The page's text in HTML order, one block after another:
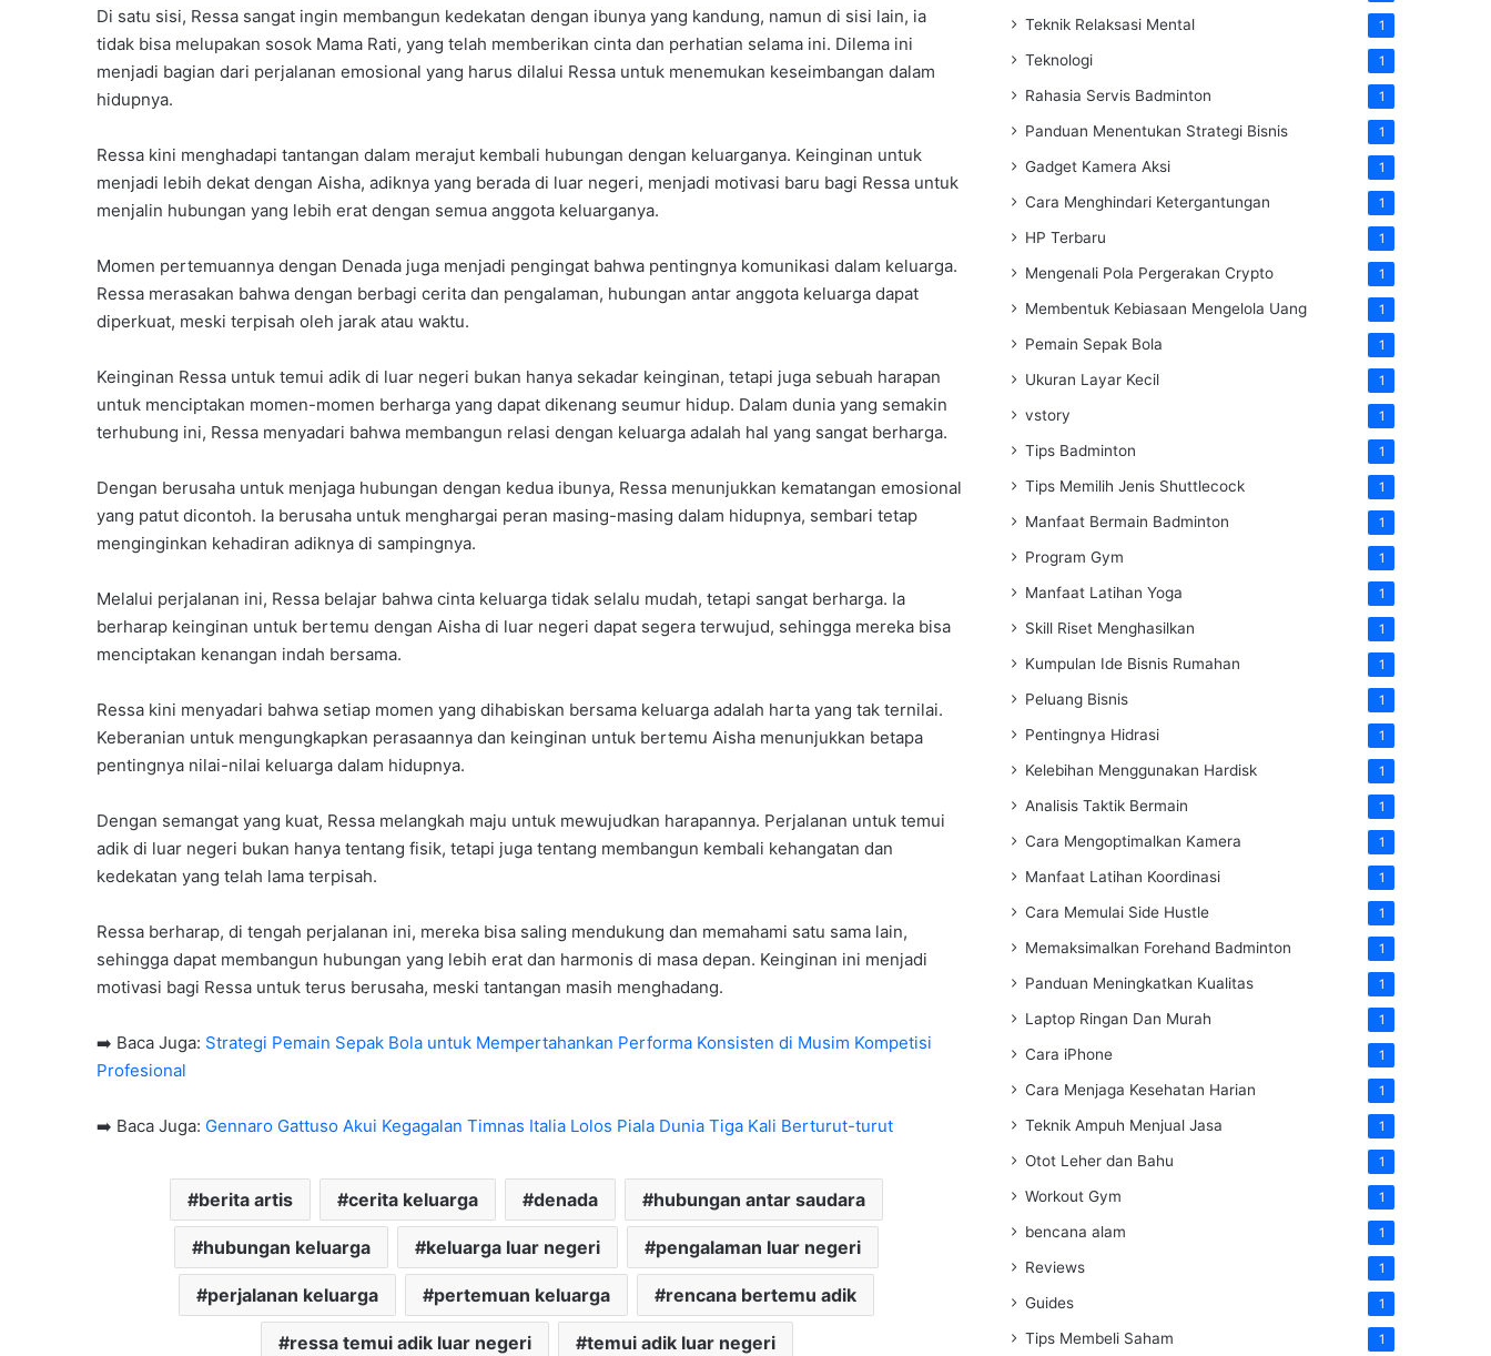
Di satu sisi, Ressa sangat ingin membangun kedekatan dengan ibunya yang kandung, namun di sisi lain, ia
tidak bisa melupakan sosok Mama Rati, yang telah memberikan cinta dan perhatian selama ini. Dilema ini
menjadi bagian dari perjalanan emosional yang harus dilalui Ressa untuk menemukan keseimbangan dalam
hidupnya.
Ressa kini menghadapi tantangan dalam merajut kembali hubungan dengan keluarganya. Keinginan untuk
menjadi lebih dekat dengan Aisha, adiknya yang berada di luar negeri, menjadi motivasi baru bagi Ressa untuk
menjalin hubungan yang lebih erat dengan semua anggota keluarganya.
Momen pertemuannya dengan Denada juga menjadi pengingat bahwa pentingnya komunikasi dalam keluarga.
Ressa merasakan bahwa dengan berbagi cerita dan pengalaman, hubungan antar anggota keluarga dapat
diperkuat, meski terpisah oleh jarak atau waktu.
Keinginan Ressa untuk temui adik di luar negeri bukan hanya sekadar keinginan, tetapi juga sebuah harapan
untuk menciptakan momen-momen berharga yang dapat dikenang seumur hidup. Dalam dunia yang semakin
terhubung ini, Ressa menyadari bahwa membangun relasi dengan keluarga adalah hal yang sangat berharga.
Dengan berusaha untuk menjaga hubungan dengan kedua ibunya, Ressa menunjukkan kematangan emosional
yang patut dicontoh. Ia berusaha untuk menghargai peran masing-masing dalam hidupnya, sembari tetap
menginginkan kehadiran adiknya di sampingnya.
Melalui perjalanan ini, Ressa belajar bahwa cinta keluarga tidak selalu mudah, tetapi sangat berharga. Ia
berharap keinginan untuk bertemu dengan Aisha di luar negeri dapat segera terwujud, sehingga mereka bisa
menciptakan kenangan indah bersama.
Ressa kini menyadari bahwa setiap momen yang dihabiskan bersama keluarga adalah harta yang tak ternilai.
Keberanian untuk mengungkapkan perasaannya dan keinginan untuk bertemu Aisha menunjukkan betapa
pentingnya nilai-nilai keluarga dalam hidupnya.
Dengan semangat yang kuat, Ressa melangkah maju untuk mewujudkan harapannya. Perjalanan untuk temui
adik di luar negeri bukan hanya tentang fisik, tetapi juga tentang membangun kembali kehangatan dan
kedekatan yang telah lama terpisah.
Ressa berharap, di tengah perjalanan ini, mereka bisa saling mendukung dan memahami satu sama lain,
sehingga dapat membangun hubungan yang lebih erat dan harmonis di masa depan. Keinginan ini menjadi
motivasi bagi Ressa untuk terus berusaha, meski tantangan masih menghadang.
➡️ Baca Juga: Strategi Pemain Sepak Bola untuk Mempertahankan Performa Konsisten di Musim Kompetisi
Profesional
➡️ Baca Juga: Gennaro Gattuso Akui Kegagalan Timnas Italia Lolos Piala Dunia Tiga Kali Berturut-turut
berita artis cerita keluarga denada hubungan antar saudara
hubungan keluarga keluarga luar negeri pengalaman luar negeri
perjalanan keluarga pertemuan keluarga rencana bertemu adik
ressa temui adik luar negeri temui adik luar negeri
Teknik Relaksasi Mental 1
Teknologi 1
Rahasia Servis Badminton 1
Panduan Menentukan Strategi Bisnis 1
Gadget Kamera Aksi 1
Cara Menghindari Ketergantungan 1
HP Terbaru 1
Mengenali Pola Pergerakan Crypto 1
Membentuk Kebiasaan Mengelola Uang 1
Pemain Sepak Bola 1
Ukuran Layar Kecil 1
vstory 1
Tips Badminton 1
Tips Memilih Jenis Shuttlecock 1
Manfaat Bermain Badminton 1
Program Gym 1
Manfaat Latihan Yoga 1
Skill Riset Menghasilkan 1
Kumpulan Ide Bisnis Rumahan 1
Peluang Bisnis 1
Pentingnya Hidrasi 1
Kelebihan Menggunakan Hardisk 1
Analisis Taktik Bermain 1
Cara Mengoptimalkan Kamera 1
Manfaat Latihan Koordinasi 1
Cara Memulai Side Hustle 1
Memaksimalkan Forehand Badminton 1
Panduan Meningkatkan Kualitas 1
Laptop Ringan Dan Murah 1
Cara iPhone 1
Cara Menjaga Kesehatan Harian 1
Teknik Ampuh Menjual Jasa 1
Otot Leher dan Bahu 1
Workout Gym 1
bencana alam 1
Reviews 1
Guides 1
Tips Membeli Saham 1